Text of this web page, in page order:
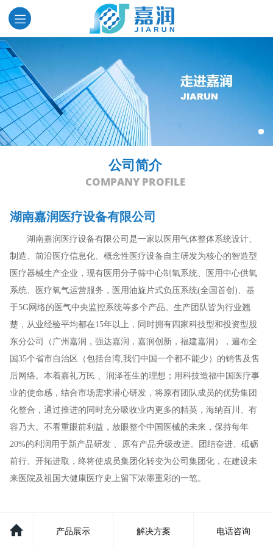
公司简介
COMPANY PROFILE
湖南嘉润医疗设备有限公司
制造、前沿医疗信息化、概念性医疗设备自主研发为核心的智造型
医疗器械生产企业，现有医用分子筛中心制氧系统、医用中心供氧
系统、医疗氧气运营服务，医用油旋片式负压系统(全国首创)、基
于5G网络的医气中央监控系统等多个产品。生产团队皆为行业翘
楚，从业经验平均都在15年以上，同时拥有四家科技型和投资型股
东分公司（广州嘉润，强达嘉润，嘉润创新，福建嘉润），遍布全
国35个省市自治区（包括台湾,我们中国一个都不能少）的销售及售
后网络。本着嘉礼万民 、润泽苍生的理想；用科技造福中国医疗事
业的使命感，结合市场需求潜心研发，将原有团队成员的优势集团
化整合，通过推进的同时充分吸收业内更多的精英，海纳百川、有
容乃大。不看重眼前利益，放眼整个中国医械的未来，保持每年
20%的利润用于新产品研发 、原有产品升级改进。团结奋进、砥砺
前行、开拓进取，终将使成员集团化转变为公司集团化，在建设未
来医院及祖国大健康医疗史上留下浓墨重彩的一笔。
产品展示 解决方案 电话咨询